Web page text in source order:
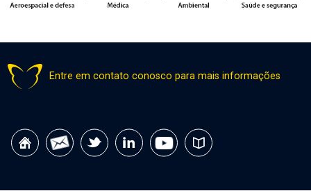
Entre em contato conosco para mais informações